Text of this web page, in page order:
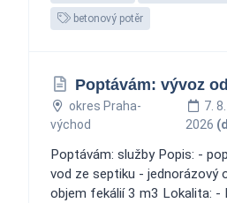
betonový potěr
Poptávám: vývoz
okres Praha-
východ
7. 8.
2026
Poptávám: služby Popis: -
vod ze septiku - jednorázový
objem fekálií 3 m3 Lokalita: -